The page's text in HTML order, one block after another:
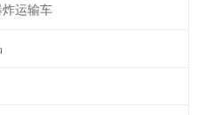
运输车